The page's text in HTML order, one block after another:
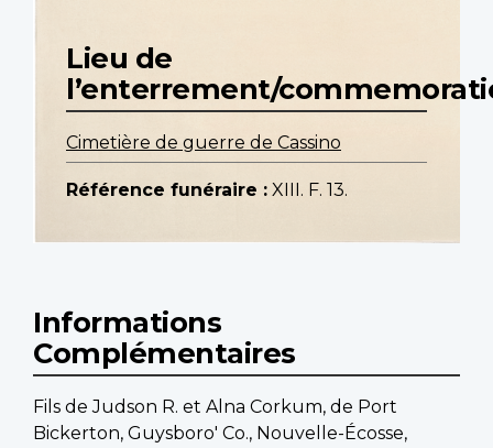
Lieu de
l’enterrement/
Cimetière de guerre de Cassino
Référence funéraire : XIII. F. 13.
Informations
Complémentaires
Fils de Judson R. et Alna Corkum, de Port
Bickerton, Guysboro' Co., Nouvelle-Écosse,